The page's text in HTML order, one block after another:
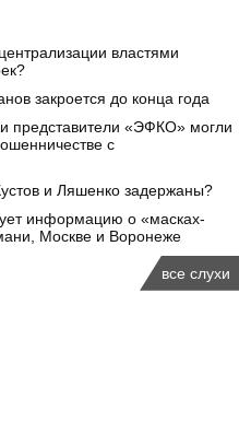
властями
закроется до конца года
представители «ЭФКО» могли
с
и Ляшенко задержаны?
информацию о «масках-
Москве и Воронеже
все слухи